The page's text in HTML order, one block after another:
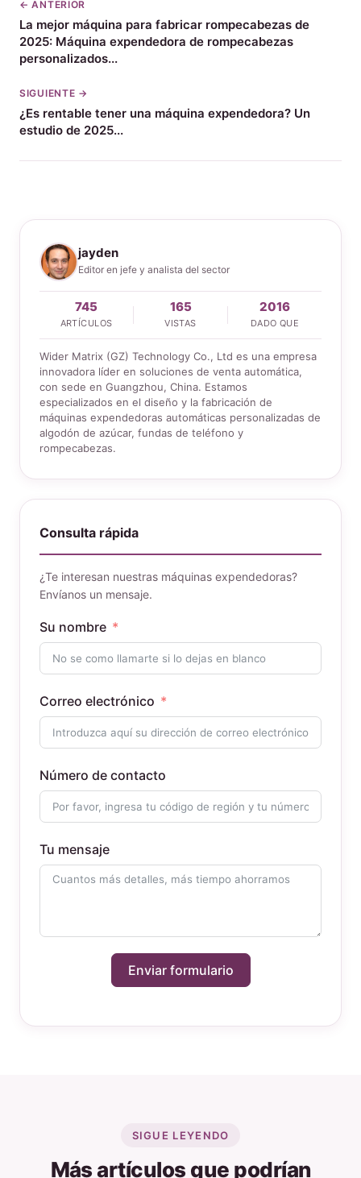
← ANTERIOR
La mejor máquina para fabricar rompecabezas de
2025: Máquina expendedora de rompecabezas
personalizados...
SIGUIENTE →
¿Es rentable tener una máquina expendedora? Un
estudio de 2025...
jayden
Editor en jefe y analista del sector
745
ARTÍCULOS
165
VISTAS
2016
DADO QUE
Wider Matrix (GZ) Technology Co., Ltd es una empresa
innovadora líder en soluciones de venta automática,
con sede en Guangzhou, China. Estamos
especializados en el diseño y la fabricación de
máquinas expendedoras automáticas personalizadas de
algodón de azúcar, fundas de teléfono y
rompecabezas.
Consulta rápida
¿Te interesan nuestras máquinas expendedoras?
Envíanos un mensaje.
Su nombre
Correo electrónico
Número de contacto
Tu mensaje
Enviar formulario
SIGUE LEYENDO
Más artículos que podrían